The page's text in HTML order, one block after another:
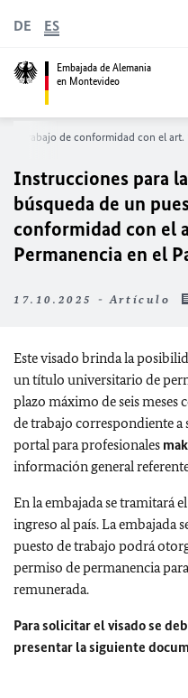
Embajada de Alemania
en Montevideo
DE ES
trabajo de conformidad con el art.
Instrucciones para
búsqueda de un
conformidad con el
Permanencia en el
17.10.2025 - Artículo
Este visado brinda la
un título universitario de
plazo máximo de seis meses
de trabajo correspondiente a
portal para profesionales
información general
En la embajada se tramitará
ingreso al país. La embajada
puesto de trabajo podrá
permiso de permanencia
remunerada.
Para solicitar el visado se
presentar la siguiente